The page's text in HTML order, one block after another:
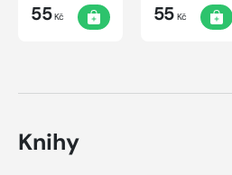
dravec
55Kč
vs. Karlos
Vémola
55Kč
Knihy